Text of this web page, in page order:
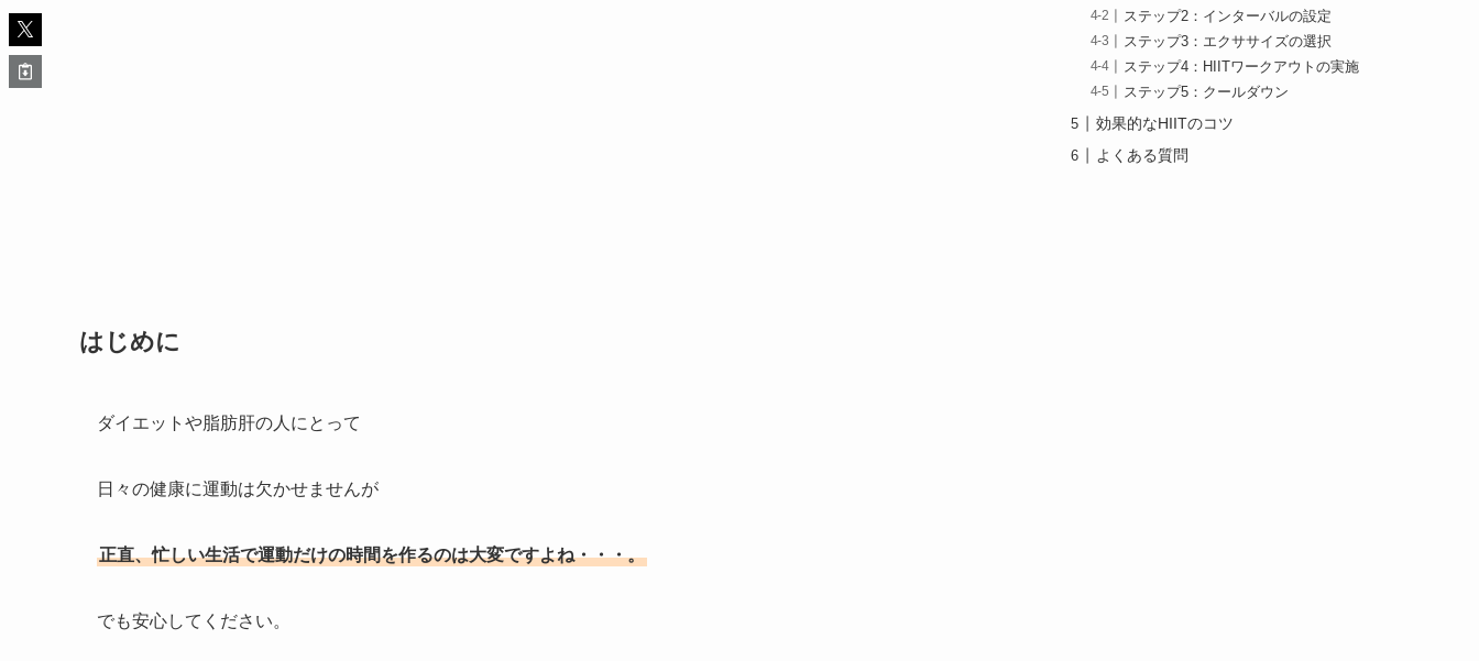
はじめに
ダイエットや脂肪肝の人にとって
日々の健康に運動は欠かせませんが
正直、忙しい生活で運動だけの時間を作るのは大変ですよね・・・。
でも安心してください。
ステップ2：インターバルの設定
ステップ3：エクササイズの選択
ステップ4：HIITワークアウトの実施
ステップ5：クールダウン
効果的なHIITのコツ
よくある質問